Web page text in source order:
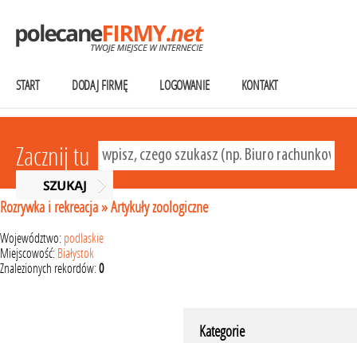
START DODAJ FIRMĘ LOGOWANIE KONTAKT
Zacznij tu
Rozrywka i rekreacja»Artykuły zoologiczne
Województwo: podlaskie
Miejscowość: Białystok
Znalezionych rekordów:0
Kategorie